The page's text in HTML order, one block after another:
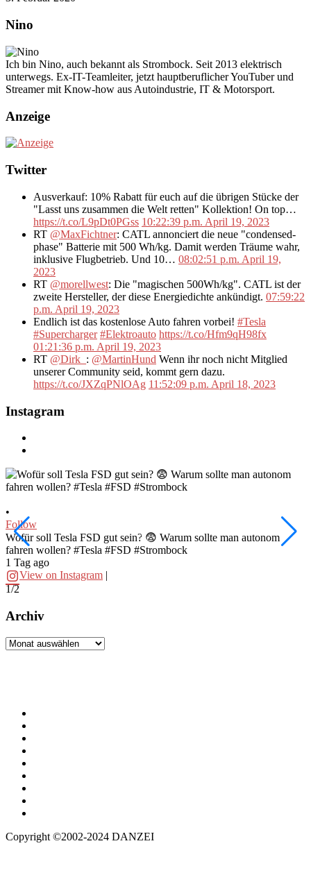
Nino
Ich bin Nino, auch bekannt als Strombock. Seit 2013 elektrisch
unterwegs. Ex-IT-Teamleiter, jetzt hauptberuflicher YouTuber und
Streamer mit Know-how aus Autoindustrie, IT & Motorsport.
Anzeige
Twitter
Ausverkauf: 10% Rabatt für euch auf die übrigen Stücke der
"Lasst uns zusammen die Welt retten" Kollektion! On top…
https://t.co/L9pDt0PGss 10:22:39 p.m. April 19, 2023
RT @MaxFichtner: CATL annonciert die neue "condensed-
phase" Batterie mit 500 Wh/kg. Damit werden Träume wahr,
inklusive Flugbetrieb. Und 10… 08:02:51 p.m. April 19,
2023
RT @morellwest: Die "magischen 500Wh/kg". CATL ist der
zweite Hersteller, der diese Energiedichte ankündigt. 07:59:22
p.m. April 19, 2023
Endlich ist das kostenlose Auto fahren vorbei! #Tesla
#Supercharger #Elektroauto https://t.co/Hfm9qH98fx
01:21:36 p.m. April 19, 2023
RT @Dirk_ : @MartinHund Wenn ihr noch nicht Mitglied
unserer Community seid, kommt gern dazu.
https://t.co/JXZqPNlOAg 11:52:09 p.m. April 18, 2023
Instagram
•
Follow
Wofür soll Tesla FSD gut sein? 😨 Warum sollte man autonom
fahren wollen? #Tesla #FSD #Strombock
1 Tag ago
View on Instagram |
1/2
Archiv
Archiv
Copyright ©2002-2024 DANZEI